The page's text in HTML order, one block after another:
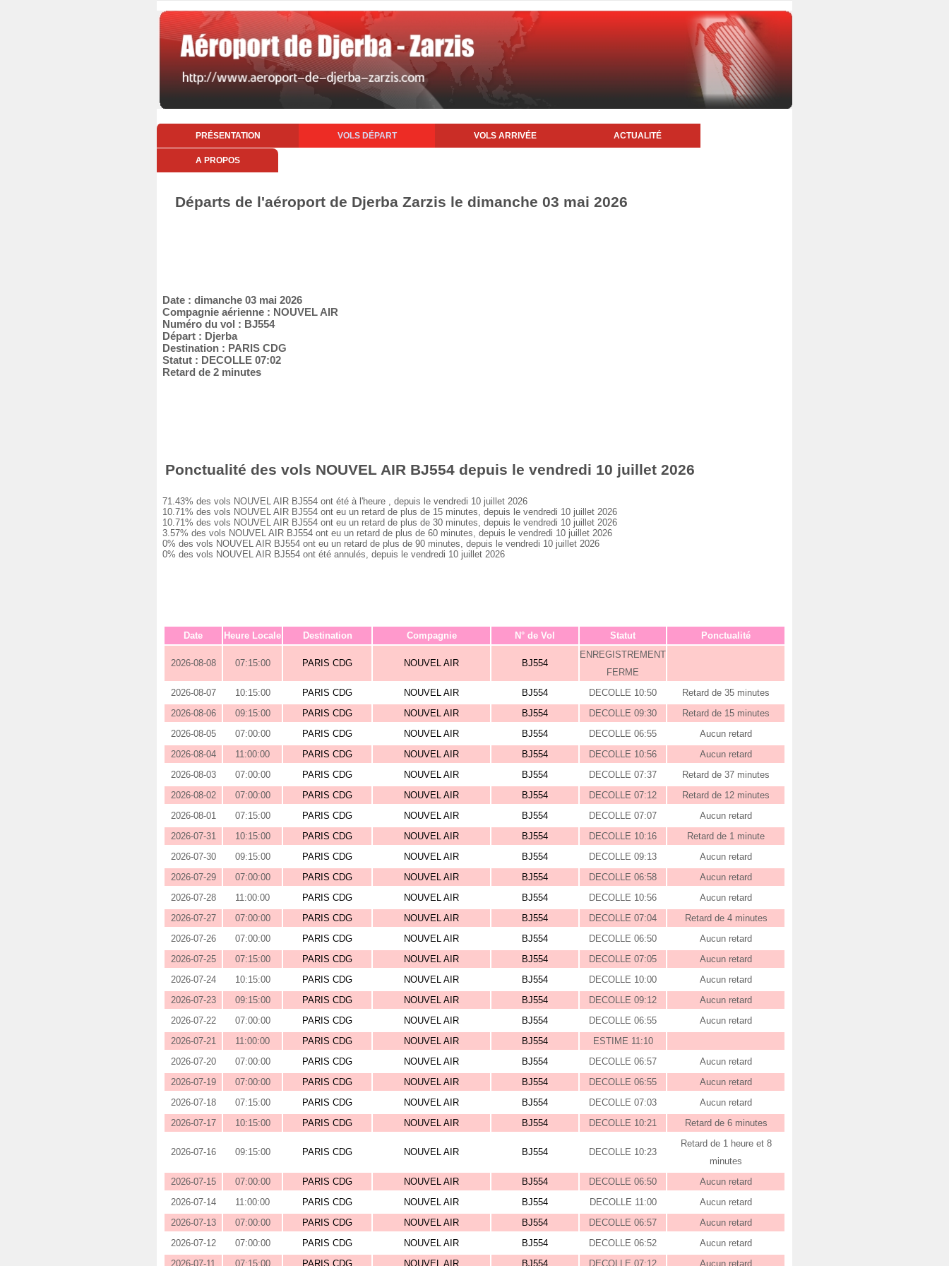
PRÉSENTATION VOLS DÉPART VOLS ARRIVÉE ACTUALITÉ
A PROPOS
Départs de l'aéroport de Djerba Zarzis le dimanche 03 mai 2026
Date : dimanche 03 mai 2026
Compagnie aérienne : NOUVEL AIR
Numéro du vol : BJ554
Départ : Djerba
Destination : PARIS CDG
Statut : DECOLLE 07:02
Retard de 2 minutes
Ponctualité des vols NOUVEL AIR BJ554 depuis le vendredi 10 juillet 2026
71.43% des vols NOUVEL AIR BJ554 ont été à l'heure , depuis le vendredi 10 juillet 2026
10.71% des vols NOUVEL AIR BJ554 ont eu un retard de plus de 15 minutes, depuis le vendredi 10 juillet 2026
10.71% des vols NOUVEL AIR BJ554 ont eu un retard de plus de 30 minutes, depuis le vendredi 10 juillet 2026
3.57% des vols NOUVEL AIR BJ554 ont eu un retard de plus de 60 minutes, depuis le vendredi 10 juillet 2026
0% des vols NOUVEL AIR BJ554 ont eu un retard de plus de 90 minutes, depuis le vendredi 10 juillet 2026
0% des vols NOUVEL AIR BJ554 ont été annulés, depuis le vendredi 10 juillet 2026
Date Heure Locale Destination Compagnie N° de Vol Statut Ponctualité
2026-08-08 07:15:00 PARIS CDG NOUVEL AIR BJ554
ENREGISTREMENT
FERME
2026-08-07
10:15:00 PARIS CDG NOUVEL AIR BJ554 DECOLLE 10:50
Retard de 35 minutes
2026-08-06
09:15:00 PARIS CDG NOUVEL AIR BJ554 DECOLLE 09:30
Retard de 15 minutes
2026-08-05
07:00:00 PARIS CDG NOUVEL AIR BJ554 DECOLLE 06:55
Aucun retard
2026-08-04
11:00:00 PARIS CDG NOUVEL AIR BJ554 DECOLLE 10:56
Aucun retard
2026-08-03
07:00:00 PARIS CDG NOUVEL AIR BJ554 DECOLLE 07:37
Retard de 37 minutes
2026-08-02
07:00:00 PARIS CDG NOUVEL AIR BJ554 DECOLLE 07:12
Retard de 12 minutes
2026-08-01
07:15:00 PARIS CDG NOUVEL AIR BJ554 DECOLLE 07:07
Aucun retard
2026-07-31
10:15:00 PARIS CDG NOUVEL AIR BJ554 DECOLLE 10:16
Retard de 1 minute
2026-07-30
09:15:00 PARIS CDG NOUVEL AIR BJ554 DECOLLE 09:13
Aucun retard
2026-07-29
07:00:00 PARIS CDG NOUVEL AIR BJ554 DECOLLE 06:58
Aucun retard
2026-07-28
11:00:00 PARIS CDG NOUVEL AIR BJ554 DECOLLE 10:56
Aucun retard
2026-07-27
07:00:00 PARIS CDG NOUVEL AIR BJ554 DECOLLE 07:04
Retard de 4 minutes
2026-07-26
07:00:00 PARIS CDG NOUVEL AIR BJ554 DECOLLE 06:50
Aucun retard
2026-07-25
07:15:00 PARIS CDG NOUVEL AIR BJ554 DECOLLE 07:05
Aucun retard
2026-07-24
10:15:00 PARIS CDG NOUVEL AIR BJ554 DECOLLE 10:00
Aucun retard
2026-07-23
09:15:00 PARIS CDG NOUVEL AIR BJ554 DECOLLE 09:12
Aucun retard
2026-07-22
07:00:00 PARIS CDG NOUVEL AIR BJ554 DECOLLE 06:55
Aucun retard
2026-07-21
11:00:00 PARIS CDG NOUVEL AIR BJ554
ESTIME 11:10
2026-07-20
07:00:00 PARIS CDG NOUVEL AIR BJ554 DECOLLE 06:57
Aucun retard
2026-07-19
07:00:00 PARIS CDG NOUVEL AIR BJ554 DECOLLE 06:55
Aucun retard
2026-07-18
07:15:00 PARIS CDG NOUVEL AIR BJ554 DECOLLE 07:03
Aucun retard
2026-07-17
10:15:00 PARIS CDG NOUVEL AIR BJ554 DECOLLE 10:21 Retard de 6 minutes
2026-07-16 09:15:00 PARIS CDG NOUVEL AIR BJ554 DECOLLE 10:23
Retard de 1 heure et 8
minutes
2026-07-15
07:00:00 PARIS CDG NOUVEL AIR BJ554 DECOLLE 06:50
Aucun retard
2026-07-14
11:00:00 PARIS CDG NOUVEL AIR BJ554 DECOLLE 11:00
Aucun retard
2026-07-13
07:00:00 PARIS CDG NOUVEL AIR BJ554 DECOLLE 06:57
Aucun retard
2026-07-12
07:00:00 PARIS CDG NOUVEL AIR BJ554 DECOLLE 06:52
Aucun retard
2026-07-11
07:15:00 PARIS CDG NOUVEL AIR BJ554 DECOLLE 07:12 Aucun retard